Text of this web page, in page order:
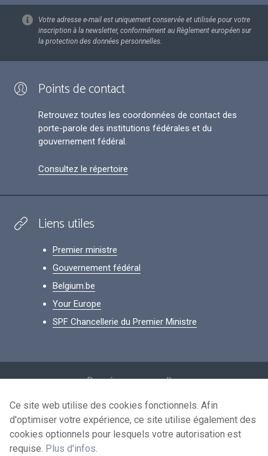
Votre adresse e-mail est uniquement conservée et utilisée pour votre
inscription à la newsletter, conformément au Règlement européen sur
la protection des données personnelles.
Points de contact
Retrouvez toutes les coordonnées de contact des
porte-parole des institutions fédérales et du
gouvernement fédéral.
Consultez le répertoire
Liens utiles
Premier ministre
Gouvernement fédéral
Belgium.be
Your Europe
SPF Chancellerie du Premier Ministre
Données personnelles
Conditions de réutilisation
Contactez-nous
Ce site web utilise des cookies fonctionnels. Afin
d'optimiser votre expérience, ce site utilise également des
cookies optionnels pour lesquels votre autorisation est
requise. Plus d'infos.